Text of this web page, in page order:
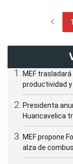
chevron_left 1
MEF
productividad
Presidenta
Huancavelica
MEF propone
alza de